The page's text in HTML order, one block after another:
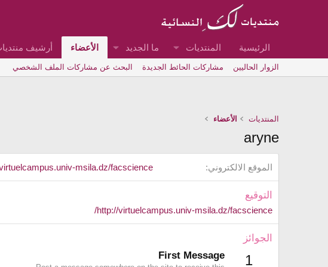
الرئيسية المنتديات ما الجديد الأعضاء أرشيف
الزوار الحاليين مشاركات الحائط الجديدة البحث عن مشاركات الملف الشخصي
المنتديات الأعضاء
aryne
الموقع الالكتروني msila.dz/facscience/
التوقيع
http://virtuelcampus.univ-msila.dz/facscience/
الجوائز
1
First Message